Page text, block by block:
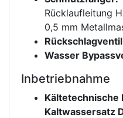
Rücklaufleitung
0,5 mm
Wasser
Inbetriebnahme
Kältetechnische
Kaltwassersatz